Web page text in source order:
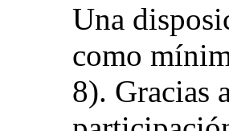
Una
como
8). Gracias